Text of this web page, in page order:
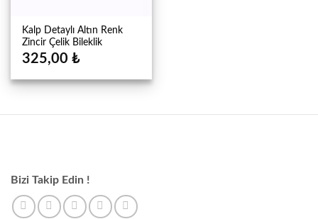
Kalp Detaylı Altın Renk
Zincir Çelik Bileklik
325,00₺
Bizi Takip Edin !